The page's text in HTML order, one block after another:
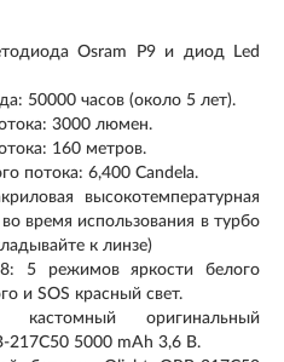
Osram P9 и диод Led
50000 часов (около 5 лет).
3000 люмен.
160 метров.
потока: 6,400 Candela.
высокотемпературная
время использования в турбо
к линзе)
5 режимов яркости белого
и SOS красный свет.
оригинальный
217C50 5000 mAh 3,6 В.